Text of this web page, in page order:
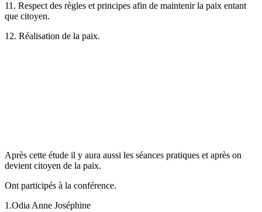
11. Respect des règles et principes afin de maintenir la paix entant
que citoyen.
12. Réalisation de la paix.
Après cette étude il y aura aussi les séances pratiques et après on
devient citoyen de la paix.
Ont participés à la conférence.
1.Odia Anne Joséphine